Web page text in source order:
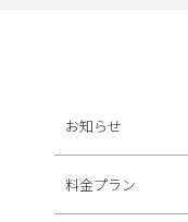
お知らせ
料金プラン